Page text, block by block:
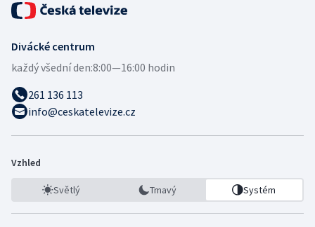
Divácké centrum
každý všední den:8:00—16:00 hodin
261 136 113
info@ceskatelevize.cz
Vzhled
Světlý Tmavý Systém